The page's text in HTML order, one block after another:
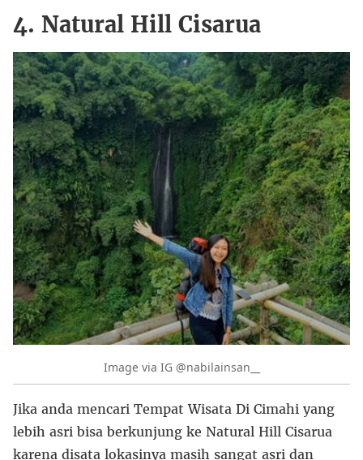
4. Natural Hill Cisarua
Image via IG @nabilainsan__
Jika anda mencari Tempat Wisata Di Cimahi yang
lebih asri bisa berkunjung ke Natural Hill Cisarua
karena disata lokasinya masih sangat asri dan